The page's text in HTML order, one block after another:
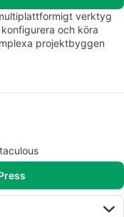
verktyg
och köra
projektbyggen